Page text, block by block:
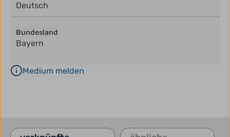
Deutsch
Bundesland
Bayern
Medium melden